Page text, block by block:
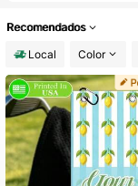
Recomendados
Local
Color